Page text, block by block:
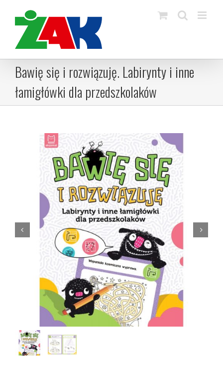
content
Bawię się i rozwiązuję. Labirynty i inne
łamigłówki dla przedszkolaków
 